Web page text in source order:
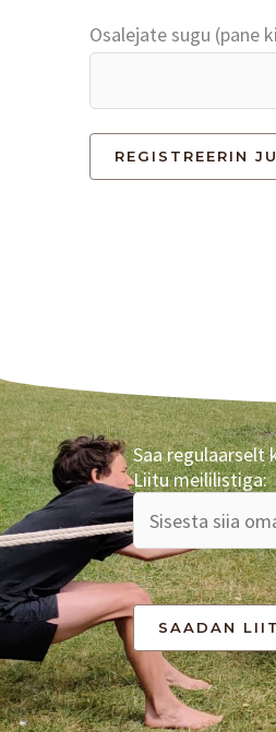
Osalejate sugu (pane
Saa regulaarselt
Liitu meililistiga: